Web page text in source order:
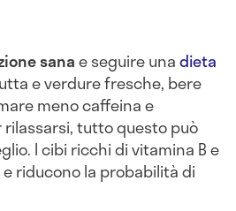
sanae seguire unadieta
e verdure fresche, bere
meno caffeina e
tutto questo può
I cibi ricchi di vitamina B e
riducono la probabilità di